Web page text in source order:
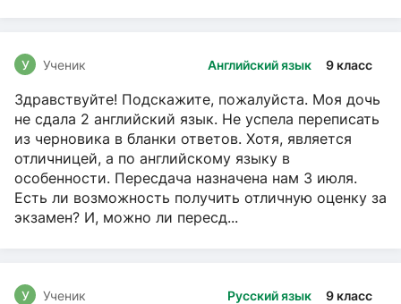
Английский язык 9 класс
У Ученик
Здравствуйте! Подскажите, пожалуйста. Моя дочь
не сдала 2 английский язык. Не успела переписать
из черновика в бланки ответов. Хотя, является
отличницей, а по английскому языку в
особенности. Пересдача назначена нам 3 июля.
Есть ли возможность получить отличную оценку за
экзамен? И, можно ли пересд...
Русский язык 9 класс
У Ученик